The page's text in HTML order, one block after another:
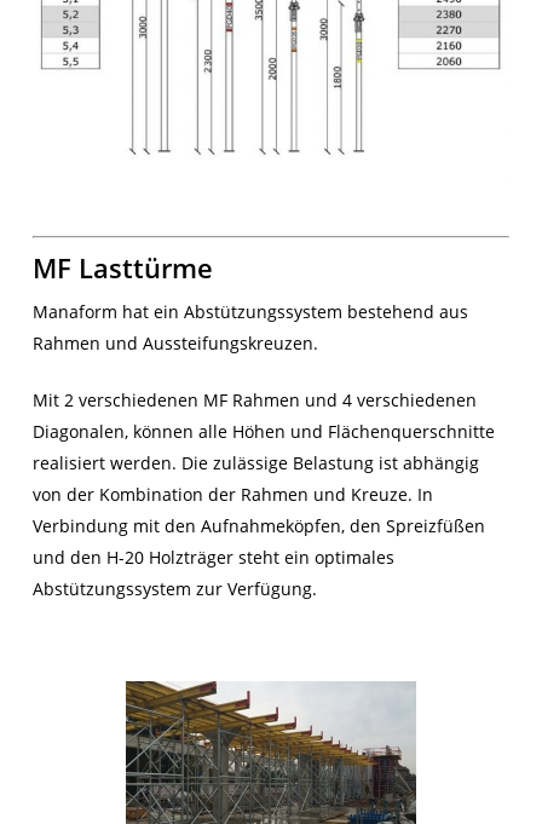
MF Lasttürme
Manaform hat ein Abstützungssystem bestehend aus
Rahmen und Aussteifungskreuzen.
Mit 2 verschiedenen MF Rahmen und 4 verschiedenen
Diagonalen, können alle Höhen und Flächenquerschnitte
realisiert werden. Die zulässige Belastung ist abhängig
von der Kombination der Rahmen und Kreuze. In
Verbindung mit den Aufnahmeköpfen, den Spreizfüßen
und den H-20 Holzträger steht ein optimales
Abstützungssystem zur Verfügung.